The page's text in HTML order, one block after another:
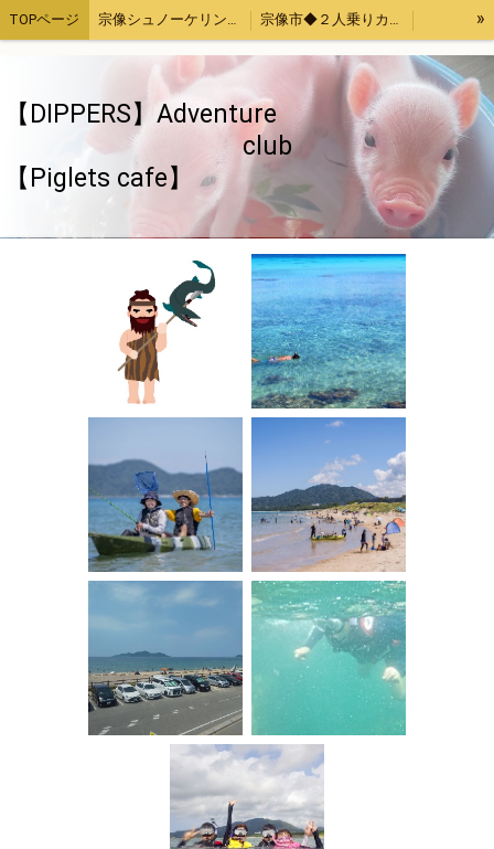
TOPページ 宗像シュノーケリング・カヤック体験 宗像市◆２人乗りカヤックレンタル
宗像魚突き・取ったどー！体験 宗像SUP（サップ）体験
宗像手ぶらでバーベキューセットレンタル４時間 福津市アジ釣り体験
福岡、熊本、大分出発。綺麗でいい波の宮崎へサーフトリップ
ストレス発散！上司の顔にお茶をぶっかける！あの爽快感を再び～again～
旅のお供いたします 特定商取引法表記
面白きことなき世を面白く
»
【DIPPERS】Adventure
club
【Piglets cafe】